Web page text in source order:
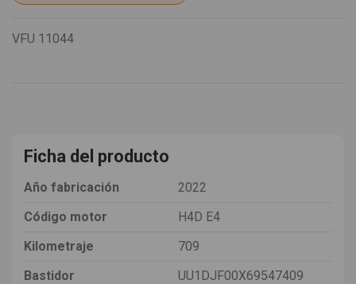
VFU 11044
Ficha del producto
Año fabricación
2022
Código motor
H4D E4
Kilometraje
709
Bastidor
UU1DJF00X69547409